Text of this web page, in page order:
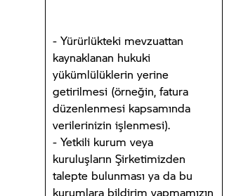
- Yürürlükteki mevzuattan
kaynaklanan hukuki
yükümlülüklerin yerine
getirilmesi (örneğin, fatura
düzenlenmesi kapsamında
verilerinizin işlenmesi).
- Yetkili kurum veya
kuruluşların Şirketimizden
talepte bulunması ya da bu
kurumlara bildirim yapmamızın